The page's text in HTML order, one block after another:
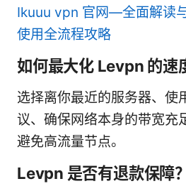
Ikuuu vpn 官网—全面解读
使用全流程攻略
如何最大化 Levpn 的速
选择离你最近的服务器、使
议、确保网络本身的带宽充
避免高流量节点。
Levpn 是否有退款保障？